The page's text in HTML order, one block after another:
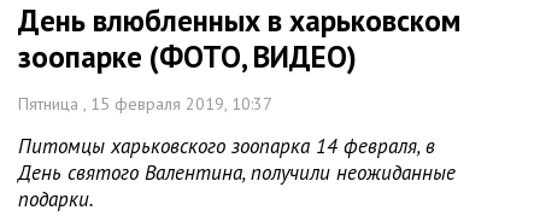
День влюбленных в харьковском
зоопарке (ФОТО, ВИДЕО)
Пятница , 15 февраля 2019, 10:37
Питомцы харьковского зоопарка 14 февраля, в
День святого Валентина, получили неожиданные
подарки.